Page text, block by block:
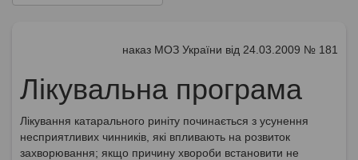
наказ МОЗ України від 24.03.2009 № 181
Лікувальна програма
Лікування катарального риніту починається з усунення
несприятливих чинників, які впливають на розвиток
захворювання; якщо причину хвороби встановити не